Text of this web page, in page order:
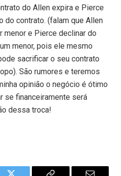
do Allen expira e Pierce
do contrato. (falam que Allen
menor e Pierce declinar do
menor, pois ele mesmo
sacrificar o seu contrato
São rumores e teremos
opinião o negócio é ótimo
se financeiramente será
dessa troca!